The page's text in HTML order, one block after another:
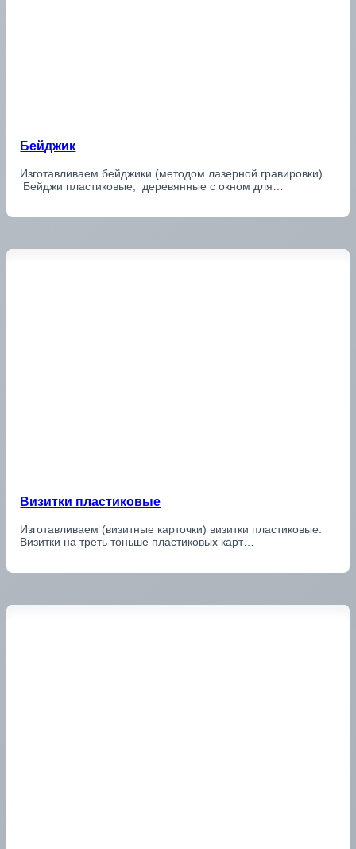
Бейджик
Изготавливаем бейджики (методом лазерной гравировки).
Бейджи пластиковые, деревянные с окном для…
Визитки пластиковые
Изготавливаем (визитные карточки) визитки пластиковые.
Визитки на треть тоньше пластиковых карт…